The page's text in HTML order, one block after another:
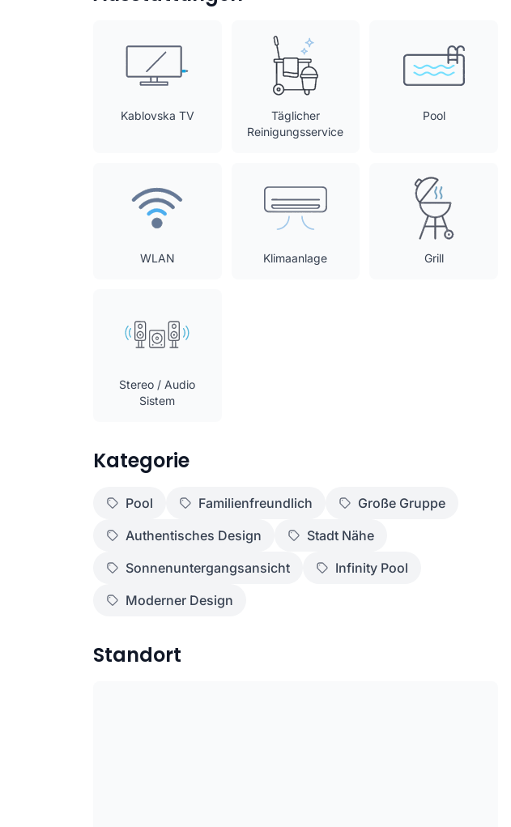
Kablovska TV
Täglicher
Reinigungsservice
Pool
WLAN Klimaanlage Grill
Stereo / Audio
Sistem
Kategorie
Pool Familienfreundlich
Große Gruppe
Authentisches Design
Stadt Nähe
Sonnenuntergangsansicht
Infinity Pool
Moderner Design
Standort